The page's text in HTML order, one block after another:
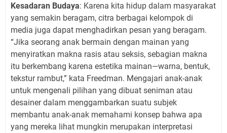
Kesadaran Budaya: Karena kita hidup dalam masyarakat
yang semakin beragam, citra berbagai kelompok di
media juga dapat menghadirkan pesan yang beragam.
“Jika seorang anak bermain dengan mainan yang
menyiratkan makna rasis atau seksis, sebagian makna
itu berkembang karena estetika mainan—warna, bentuk,
tekstur rambut,” kata Freedman. Mengajari anak-anak
untuk mengenali pilihan yang dibuat seniman atau
desainer dalam menggambarkan suatu subjek
membantu anak-anak memahami konsep bahwa apa
yang mereka lihat mungkin merupakan interpretasi